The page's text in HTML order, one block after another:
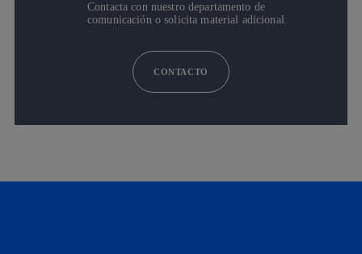
Contacta con nuestro departamento de
comunicación o solicita material adicional.
CONTACTO